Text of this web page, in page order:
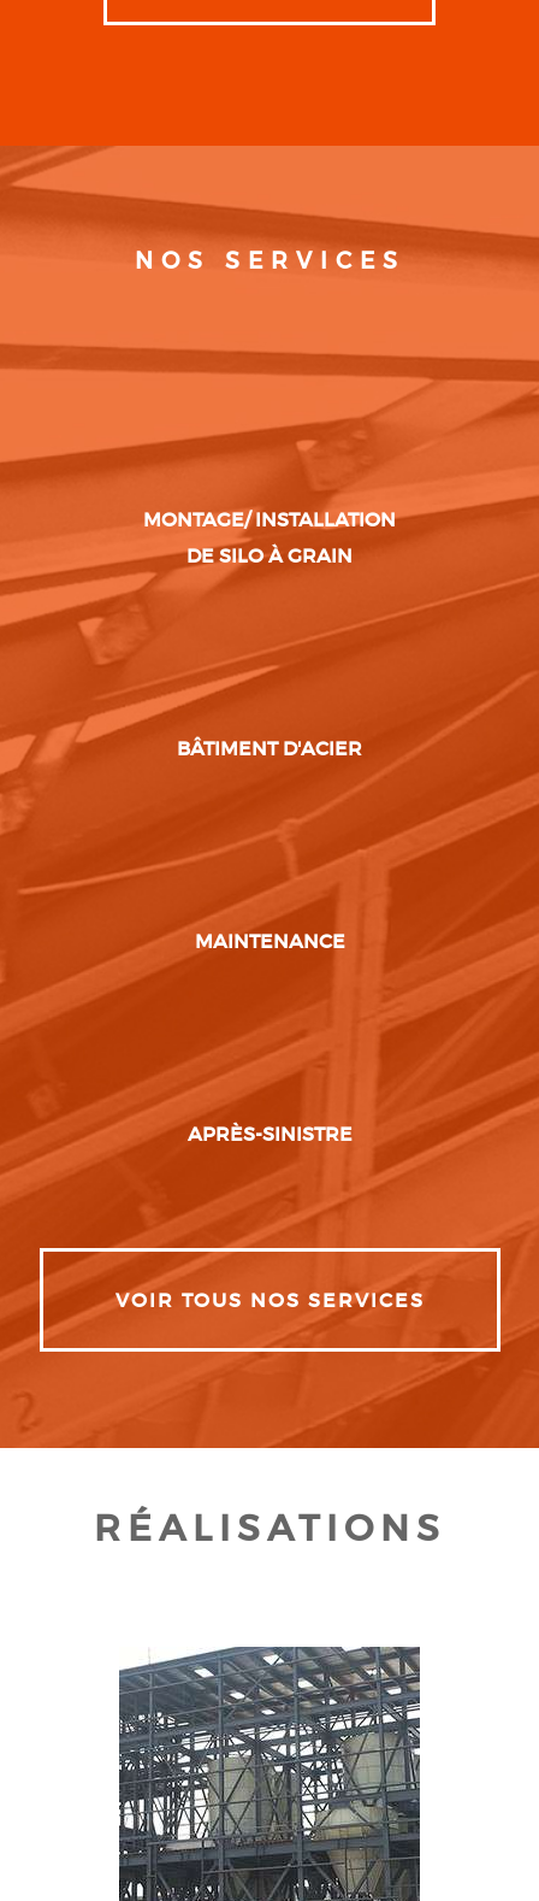
NOS SERVICES
MONTAGE/ INSTALLATION
DE SILO À GRAIN
BÂTIMENT D'ACIER
MAINTENANCE
APRÈS-SINISTRE
VOIR TOUS NOS SERVICES
RÉALISATIONS